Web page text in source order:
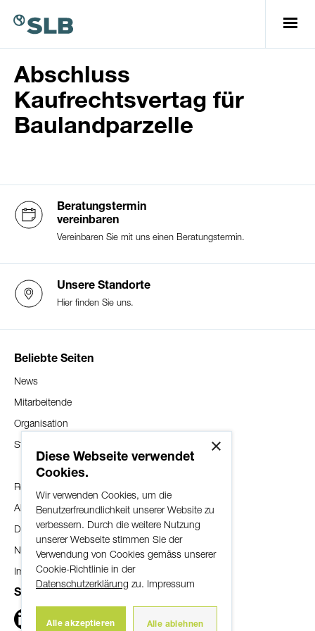
Abschluss
Kaufrechtsvertag für
Baulandparzelle
Login eBanking
Kontosortiment und Konditionen
So erreichen Sie uns:
Telefon:032 352 10 60
Öffnungszeiten:
Montag bis Freitag
Montag bis Freitag
Während der Öffnungszeiten:
Telefon:
Ausserhalb der Öffnungszeiten:
Maestro-Karte:
Master Card/VISA:058 958 83 83
Hotline (24/7): 032 352 10 82
Bankenclearing: 8395
Postcheck-Konto: 30-38206-7
Beratungstermin
vereinbaren
Vereinbaren Sie mit uns einen Beratungstermin.
Unsere Standorte
Hier finden Sie uns.
Beliebte Seiten
News
Mitarbeitende
Organisation
Standorte
Rechtliche Hinweise
Allgemeine Geschäftsbedingungen
Datenschutzerklärung
Nutzungsbestimmungen
Impressum
Social Media
×
Diese Webseite verwendet
Cookies.
Wir verwenden Cookies, um die
Benutzerfreundlichkeit unserer Website zu
verbessern. Durch die weitere Nutzung
unserer Webseite stimmen Sie der
Verwendung von Cookies gemäss unserer
Cookie-Richtlinie in der
Datenschutzerklärung zu. Impressum
Alle akzeptieren Alle ablehnen